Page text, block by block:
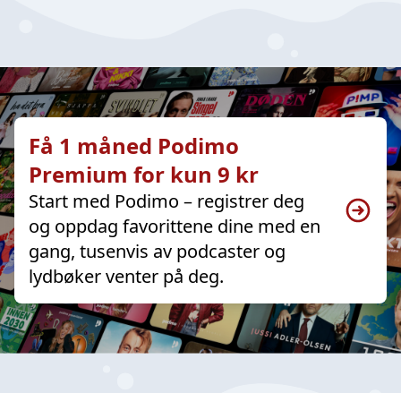
Få 1 måned Podimo
Premium for kun 9 kr
Start med Podimo – registrer deg
og oppdag favorittene dine med en
gang, tusenvis av podcaster og
lydbøker venter på deg.